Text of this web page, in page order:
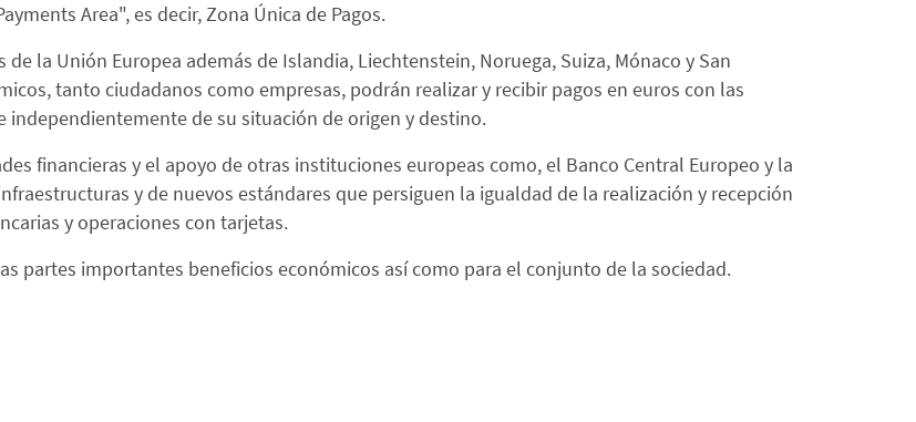
Area", es decir, Zona Única de Pagos.
la Unión Europea además de Islandia, Liechtenstein, Noruega, Suiza, Mónaco y San
tanto ciudadanos como empresas, podrán realizar y recibir pagos en euros con las
independientemente de su situación de origen y destino.
financieras y el apoyo de otras instituciones europeas como, el Banco Central Europeo y la
y de nuevos estándares que persiguen la igualdad de la realización y recepción
y operaciones con tarjetas.
partes importantes beneficios económicos así como para el conjunto de la sociedad.